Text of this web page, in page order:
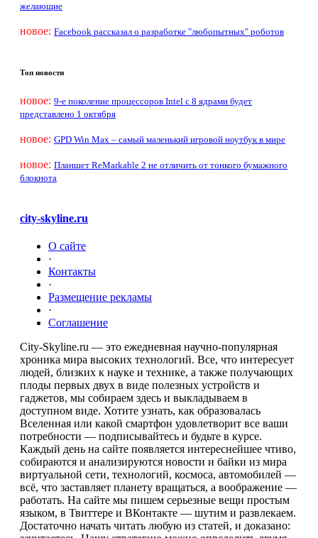
желающие
новое: Facebook рассказал о разработке "любопытных" роботов
Топ новости
новое: 9-е поколение процессоров Intel с 8 ядрами будет
представлено 1 октября
новое: GPD Win Max – самый маленький игровой ноутбук в мире
новое: Планшет ReMarkable 2 не отличить от тонкого бумажного
блокнота
city-skyline.ru
О сайте
·
Контакты
·
Размещение рекламы
·
Соглашение
City-Skyline.ru — это ежедневная научно-популярная
хроника мира высоких технологий. Все, что интересует
людей, близких к науке и технике, а также получающих
плоды первых двух в виде полезных устройств и
гаджетов, мы собираем здесь и выкладываем в
доступном виде. Хотите узнать, как образовалась
Вселенная или какой смартфон удовлетворит все ваши
потребности — подписывайтесь и будьте в курсе.
Каждый день на сайте появляется интереснейшее чтиво,
собираются и анализируются новости и байки из мира
виртуальной сети, технологий, космоса, автомобилей —
всё, что заставляет планету вращаться, а воображение —
работать. На сайте мы пишем серьезные вещи простым
языком, в Твиттере и ВКонтакте — шутим и развлекаем.
Достаточно начать читать любую из статей, и доказано: